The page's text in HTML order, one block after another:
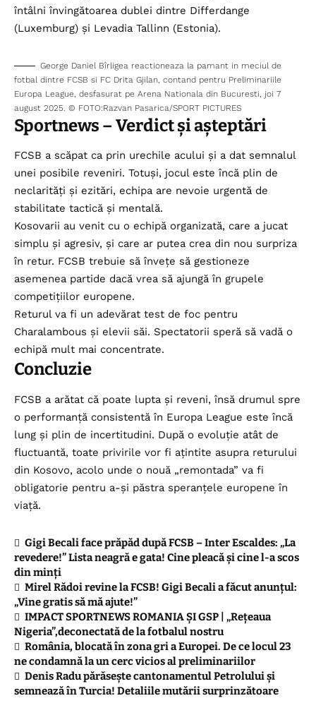
întâlni învingătoarea dublei dintre Differdange
(Luxemburg) și Levadia Tallinn (Estonia).
George Daniel Bîrligea reactioneaza la pamant in meciul de
fotbal dintre FCSB si FC Drita Gjilan, contand pentru Preliminariile
Europa League, desfasurat pe Arena Nationala din Bucuresti, joi 7
august 2025. © FOTO:Razvan Pasarica/SPORT PICTURES
Sportnews – Verdict și așteptări
FCSB a scăpat ca prin urechile acului și a dat semnalul
unei posibile reveniri. Totuși, jocul este încă plin de
neclarități și ezitări, echipa are nevoie urgentă de
stabilitate tactică și mentală.
Kosovarii au venit cu o echipă organizată, care a jucat
simplu și agresiv, și care ar putea crea din nou surpriza
în retur. FCSB trebuie să învețe să gestioneze
asemenea partide dacă vrea să ajungă în grupele
competițiilor europene.
Returul va fi un adevărat test de foc pentru
Charalambous și elevii săi. Spectatorii speră să vadă o
echipă mult mai concentrate.
Concluzie
FCSB a arătat că poate lupta și reveni, însă drumul spre
o performanță consistentă în Europa League este încă
lung și plin de incertitudini. După o evoluție atât de
fluctuantă, toate privirile vor fi ațintite asupra returului
din Kosovo, acolo unde o nouă „remontada” va fi
obligatorie pentru a-și păstra speranțele europene în
viață.
Gigi Becali face prăpăd după FCSB – Inter Escaldes: „La
revedere!” Lista neagră e gata! Cine pleacă și cine l-a scos
din minți
Mirel Rădoi revine la FCSB! Gigi Becali a făcut anunțul:
„Vine gratis să mă ajute!”
IMPACT SPORTNEWS ROMANIA ȘI GSP | „Rețeaua
Nigeria”,deconectată de la fotbalul nostru
România, blocată în zona gri a Europei. De ce locul 23
ne condamnă la un cerc vicios al preliminariilor
Denis Radu părăsește cantonamentul Petrolului și
semnează în Turcia! Detaliile mutării surprinzătoare